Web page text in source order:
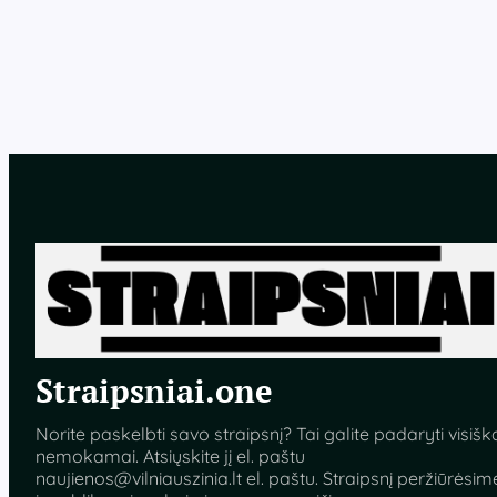
i
n
u
i
?
P
a
t
a
r
Straipsniai.one
Norite paskelbti savo straipsnį? Tai galite padaryti
nemokamai. Atsiųskite jį el. paštu
naujienos@vilniauszinia.lt el. paštu. Straipsnį